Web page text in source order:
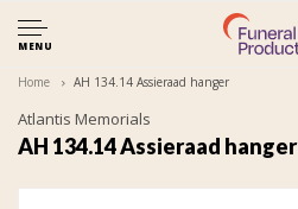
MENU
Home AH 134.14 Assieraad hanger
Atlantis Memorials
AH 134.14 Assieraad hanger